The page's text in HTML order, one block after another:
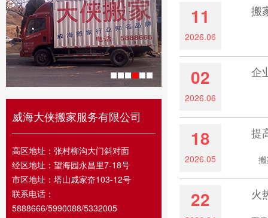
威海大侠搬家服务有限公司
高区地址：张村柳沟大门斜对面
经区地址：望海园永昌里7-18号
市区地址：塔山戚家夼103-12号
联系电话：
5888666/5990088/5332005
11
2026.06
搬
02
2026.06
企
18
2026.05
提
搬
22 火